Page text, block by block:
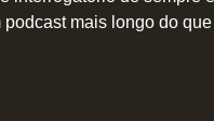
mais longo do que